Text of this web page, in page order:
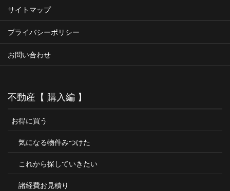
サイトマップ
プライバシーポリシー
お問い合わせ
不動産【 購入編 】
お得に買う
気になる物件みつけた
これから探していきたい
諸経費お見積り